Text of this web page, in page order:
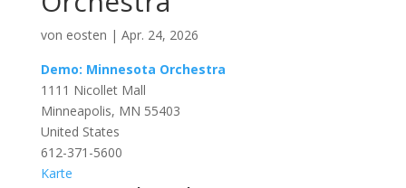
von eosten | Apr. 24, 2026
Demo: Minnesota Orchestra
1111 Nicollet Mall
Minneapolis, MN 55403
United States
612-371-5600
KarteDemo: